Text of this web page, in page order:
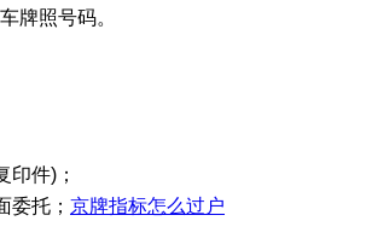
牌照号码。
件)；
委托； 京牌指标怎么过户